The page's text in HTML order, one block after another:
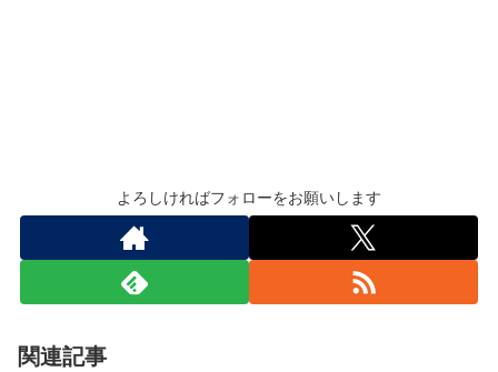
よろしければフォローをお願いします
関連記事